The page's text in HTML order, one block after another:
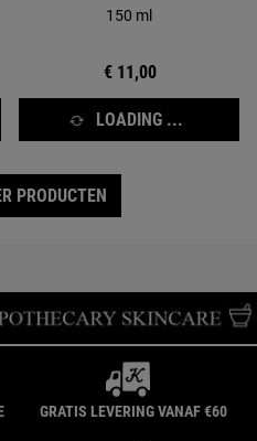
150 ml
€ 11,00
LOADING ...
PRODUCTEN
GRATIS LEVERING VANAF €60